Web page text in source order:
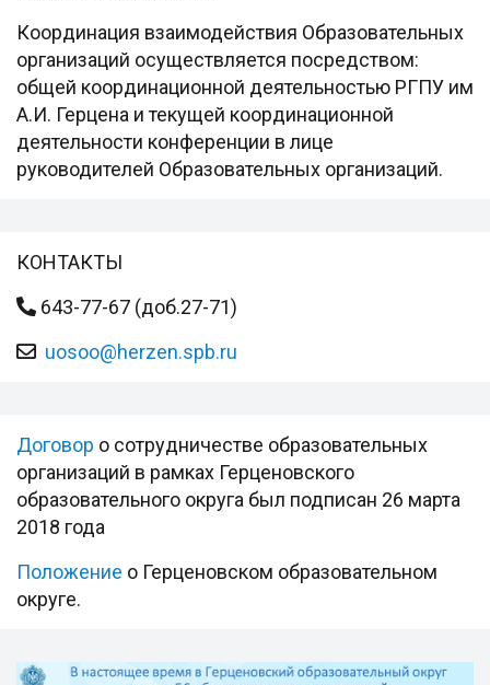
Координация взаимодействия Образовательных
организаций осуществляется посредством:
общей координационной деятельностью РГПУ им
А.И. Герцена и текущей координационной
деятельности конференции в лице
руководителей Образовательных организаций.
КОНТАКТЫ
643-77-67 (доб.27-71)
uosoo@herzen.spb.ru
Договор о сотрудничестве образовательных
организаций в рамках Герценовского
образовательного округа был подписан 26 марта
2018 года
Положение о Герценовском образовательном
округе.